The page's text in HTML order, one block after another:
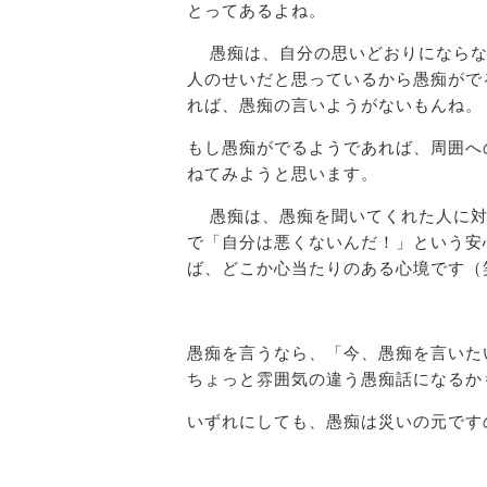
とってあるよね。
愚痴は、自分の思いどおりになら
人のせいだと思っているから愚痴が
れば、愚痴の言いようがないもんね。
もし愚痴がでるようであれば、周囲
ねてみようと思います。
愚痴は、愚痴を聞いてくれた人に
で「自分は悪くないんだ！」という
ば、どこか心当たりのある心境です（
愚痴を言うなら、「今、愚痴を言い
ちょっと雰囲気の違う愚痴話になるか
いずれにしても、愚痴は災いの元で